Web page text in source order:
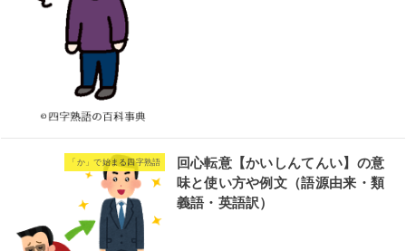
「か」で始まる四字熟語
回心転意【かいしんてんい】の意
味と使い方や例文（語源由来・類
義語・英語訳）